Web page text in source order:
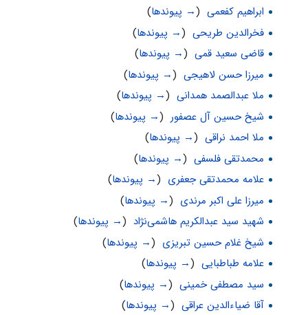
ابراهیم کفعمی‏
(→ پیوندها)
فخرالدین طریحی‏
(→ پیوندها)
قاضی سعید قمی‏
(→ پیوندها)
میرزا حسن لاهیجی‏
(→ پیوندها)
ملا عبدالصمد همدانی‏
(→ پیوندها)
شیخ حسین آل عصفور‏
(→ پیوندها)
ملا احمد نراقی‏
(→ پیوندها)
محمدتقی فلسفی‏
(→ پیوندها)
علامه محمدتقی جعفری (→ پیوندها)
میرزا علی اکبر مرندی (→ پیوندها)
شهید سید عبدالکریم هاشمی‌نژاد (→ پیوندها)
شیخ غلام حسین تبریزی (→ پیوندها)
علامه طباطبايى‏
(→ پیوندها)
سید مصطفی خمینی‏
(→ پیوندها)
آقا ضیاءالدین عراقی‏
(→ پیوندها)